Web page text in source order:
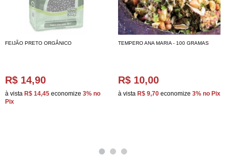
FEIJÃO PRETO ORGÂNICO
R$ 14,90
à vista R$ 14,45 economize 3% no
Pix
TEMPERO ANA MARIA - 100 GRAMAS
R$ 10,00
à vista R$ 9,70 economize 3% no Pix